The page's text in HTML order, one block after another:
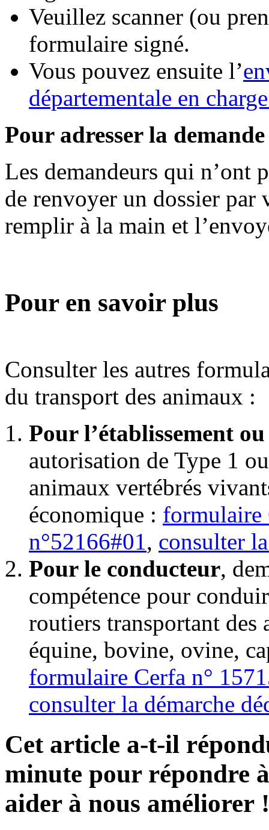
Veuillez scanner (ou
formulaire signé.
Vous pouvez ensuite l’
départementale en
Pour adresser la
Les demandeurs qui n’ont
de renvoyer un dossier
remplir à la main et
Pour en savoir plus
Consulter les autres
du transport des animaux :
Pour l’établissement
autorisation de Type 1
animaux vertébrés
économique : formulaire
n°52166#01, consulter
Pour le conducteur,
compétence pour
routiers transportant des
équine, bovine, ovine,
formulaire Cerfa n°
consulter la démarche
Cet article a-t-il
minute pour répondre
aider à nous améliorer !